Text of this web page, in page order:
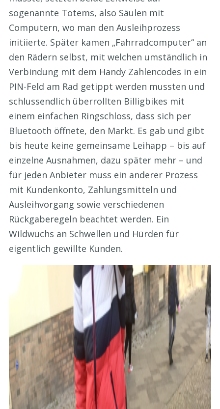
sogenannte Totems, also Säulen mit
Computern, wo man den Ausleihprozess
initiierte. Später kamen „Fahrradcomputer“ an
den Rädern selbst, mit welchen umständlich in
Verbindung mit dem Handy Zahlencodes in ein
PIN-Feld am Rad getippt werden mussten und
schlussendlich überrollten Billigbikes mit
einem einfachen Ringschloss, dass sich per
Bluetooth öffnete, den Markt. Es gab und gibt
bis heute keine gemeinsame Leihapp – bis auf
einzelne Ausnahmen, dazu später mehr – und
für jeden Anbieter muss ein anderer Prozess
mit Kundenkonto, Zahlungsmitteln und
Ausleihvorgang sowie verschiedenen
Rückgaberegeln beachtet werden. Ein
Wildwuchs an Schwellen und Hürden für
eigentlich gewillte Kunden.